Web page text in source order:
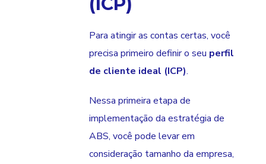
Para atingir as contas certas, você
precisa primeiro definir o seu perfil
de cliente ideal (ICP).
Nessa primeira etapa de
implementação da estratégia de
ABS, você pode levar em
consideração tamanho da empresa,